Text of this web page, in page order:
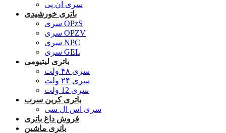
سری ان پی
باتری خورشیدی
سری OPzS
سری OPZV
سری NPC
سری GEL
باتری لیتیومی
سری ۴۸ ولت
سری ۲۴ ولت
سری 12 ولت
باتری کربن سرب
سری اس ال سی
فروش داغ باتری
باتری ماشین